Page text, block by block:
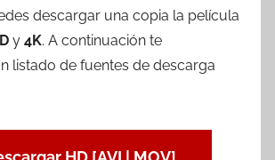
descargar una copia la película
y 4K. A continuación te
listado de fuentes de descarga